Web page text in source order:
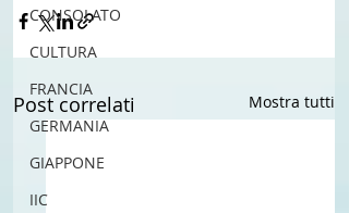
CONSOLATO
CULTURA
FRANCIA
GERMANIA
GIAPPONE
IIC
Post correlati Mostra tutti